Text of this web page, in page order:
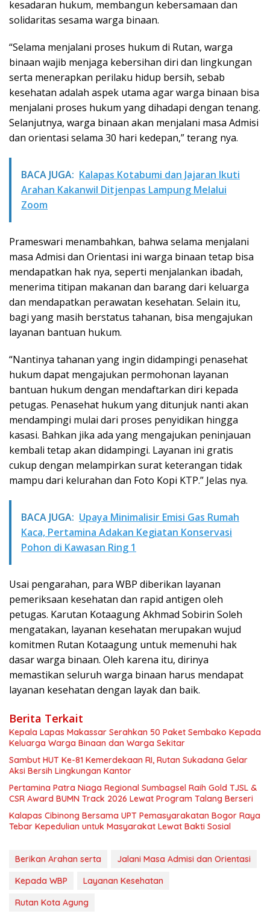
kesadaran hukum, membangun kebersamaan dan
solidaritas sesama warga binaan.
“Selama menjalani proses hukum di Rutan, warga
binaan wajib menjaga kebersihan diri dan lingkungan
serta menerapkan perilaku hidup bersih, sebab
kesehatan adalah aspek utama agar warga binaan bisa
menjalani proses hukum yang dihadapi dengan tenang.
Selanjutnya, warga binaan akan menjalani masa Admisi
dan orientasi selama 30 hari kedepan,” terang nya.
BACA JUGA: Kalapas Kotabumi dan Jajaran Ikuti
Arahan Kakanwil Ditjenpas Lampung Melalui
Zoom
Prameswari menambahkan, bahwa selama menjalani
masa Admisi dan Orientasi ini warga binaan tetap bisa
mendapatkan hak nya, seperti menjalankan ibadah,
menerima titipan makanan dan barang dari keluarga
dan mendapatkan perawatan kesehatan. Selain itu,
bagi yang masih berstatus tahanan, bisa mengajukan
layanan bantuan hukum.
“Nantinya tahanan yang ingin didampingi penasehat
hukum dapat mengajukan permohonan layanan
bantuan hukum dengan mendaftarkan diri kepada
petugas. Penasehat hukum yang ditunjuk nanti akan
mendampingi mulai dari proses penyidikan hingga
kasasi. Bahkan jika ada yang mengajukan peninjauan
kembali tetap akan didampingi. Layanan ini gratis
cukup dengan melampirkan surat keterangan tidak
mampu dari kelurahan dan Foto Kopi KTP.” Jelas nya.
BACA JUGA: Upaya Minimalisir Emisi Gas Rumah
Kaca, Pertamina Adakan Kegiatan Konservasi
Pohon di Kawasan Ring 1
Usai pengarahan, para WBP diberikan layanan
pemeriksaan kesehatan dan rapid antigen oleh
petugas. Karutan Kotaagung Akhmad Sobirin Soleh
mengatakan, layanan kesehatan merupakan wujud
komitmen Rutan Kotaagung untuk memenuhi hak
dasar warga binaan. Oleh karena itu, dirinya
memastikan seluruh warga binaan harus mendapat
layanan kesehatan dengan layak dan baik.
Berita Terkait
Kepala Lapas Makassar Serahkan 50 Paket Sembako Kepada
Keluarga Warga Binaan dan Warga Sekitar
Sambut HUT Ke-81 Kemerdekaan RI, Rutan Sukadana Gelar
Aksi Bersih Lingkungan Kantor
Pertamina Patra Niaga Regional Sumbagsel Raih Gold TJSL &
CSR Award BUMN Track 2026 Lewat Program Talang Berseri
Kalapas Cibinong Bersama UPT Pemasyarakatan Bogor Raya
Tebar Kepedulian untuk Masyarakat Lewat Bakti Sosial
Berikan Arahan serta
Jalani Masa Admisi dan Orientasi
Kepada WBP
Layanan Kesehatan
Rutan Kota Agung